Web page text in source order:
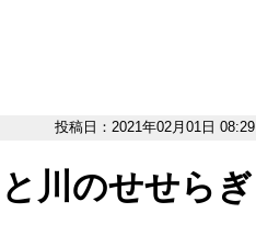
投稿日：2021年02月01日 08:29
川のせせらぎ